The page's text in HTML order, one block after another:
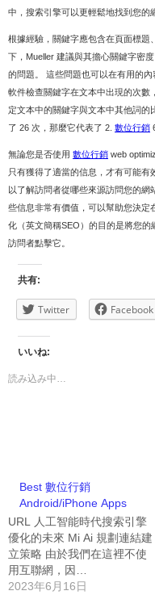
中，搜索引擎可以更輕鬆地找到您的
根據經驗，關鍵字應包含在頁面標題、
下，Mueller 建議與其擔心關鍵字密
的問題。 這些問題也可以在有用的
軟件檢查關鍵字在文本中出現的次數
定文本中的關鍵字與文本中其他詞的
了 26 次，那麼它代表了 2. 數位行銷
無論您是否使用 數位行銷 web
只有獲得了適當的信息，才有可能有
以了解訪問者從哪些來源訪問您的
些信息非常有價值，可以幫助您決定
化（英文簡稱SEO）的目的是將您
訪問者點擊它。
共有:
Twitter Facebook
いいね:
読み込み中…
Best 數位行銷
Android/iPhone Apps
URL 人工智能時代搜索引擎
優化的未來 Mi Ai 規劃連結建
立策略 由於我們在這裡不使
用互聯網，因…
2023年6月16日